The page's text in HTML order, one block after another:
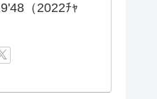
（2022ﾁｬ